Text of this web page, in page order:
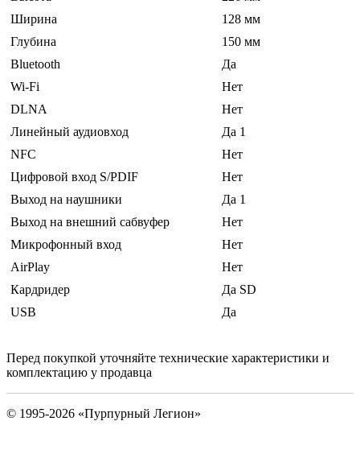
Ширина
128 мм
Глубина
150 мм
Bluetooth
Да
Wi-Fi
Нет
DLNA
Нет
Линейный аудиовход
Да 1
NFC
Нет
Цифровой вход S/PDIF
Нет
Выход на наушники
Да 1
Выход на внешний сабвуфер
Нет
Микрофонный вход
Нет
AirPlay
Нет
Кардридер
Да SD
USB
Да
Перед покупкой уточняйте технические характеристики и
комплектацию у продавца
© 1995-2026 «Пурпурный Легион»